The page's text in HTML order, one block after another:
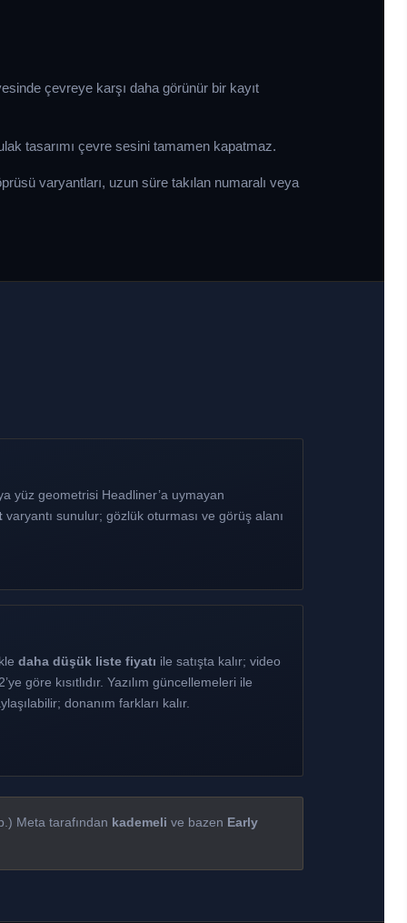
çevreye karşı daha görünür bir kayıt
tasarımı çevre sesini tamamen kapatmaz.
varyantları, uzun süre takılan numaralı veya
yüz geometrisi Headliner’a uymayan
varyantı sunulur; gözlük oturması ve görüş alanı
daha düşük liste fiyatı ile satışta kalır; video
göre kısıtlıdır. Yazılım güncellemeleri ile
donanım farkları kalır.
Meta tarafından kademeli ve bazen Early